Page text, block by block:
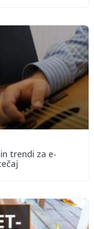
trendi za e-